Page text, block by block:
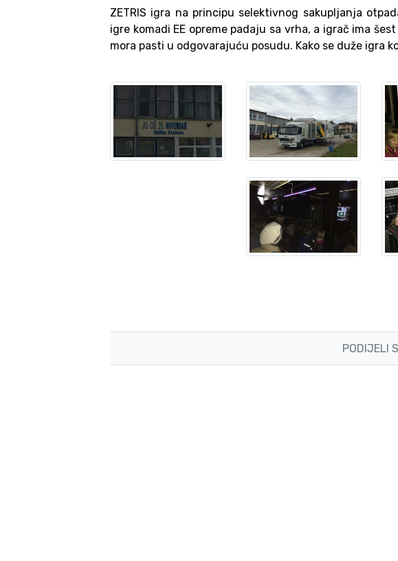
ZETRIS igra na principu selektivnog sakupljanja
igre komadi EE opreme padaju sa vrha, a igrač ima
mora pasti u odgovarajuću posudu. Kako se duže igra
PODIJELI